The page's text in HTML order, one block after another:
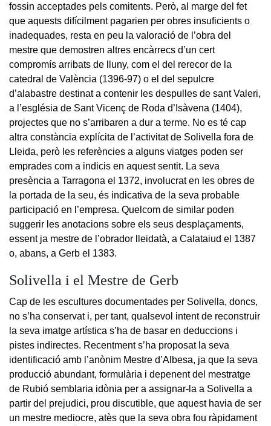
fossin acceptades pels comitents. Però, al marge del fet
que aquests difícilment pagarien per obres insuficients o
inadequades, resta en peu la valoració de l’obra del
mestre que demostren altres encàrrecs d’un cert
compromís arribats de lluny, com el del rerecor de la
catedral de València (1396-97) o el del sepulcre
d’alabastre destinat a contenir les despulles de sant Valeri,
a l’església de Sant Vicenç de Roda d’Isàvena (1404),
projectes que no s’arribaren a dur a terme. No es té cap
altra constància explícita de l’activitat de Solivella fora de
Lleida, però les referències a alguns viatges poden ser
emprades com a indicis en aquest sentit. La seva
presència a Tarragona el 1372, involucrat en les obres de
la portada de la seu, és indicativa de la seva probable
participació en l’empresa. Quelcom de similar poden
suggerir les anotacions sobre els seus desplaçaments,
essent ja mestre de l’obrador lleidatà, a Calataiud el 1387
o, abans, a Gerb el 1383.
Solivella i el Mestre de Gerb
Cap de les escultures documentades per Solivella, doncs,
no s’ha conservat i, per tant, qualsevol intent de reconstruir
la seva imatge artística s’ha de basar en deduccions i
pistes indirectes. Recentment s’ha proposat la seva
identificació amb l’anònim Mestre d’Albesa, ja que la seva
producció abundant, formulària i depenent del mestratge
de Rubió semblaria idònia per a assignar-la a Solivella a
partir del prejudici, prou discutible, que aquest havia de ser
un mestre mediocre, atès que la seva obra fou ràpidament